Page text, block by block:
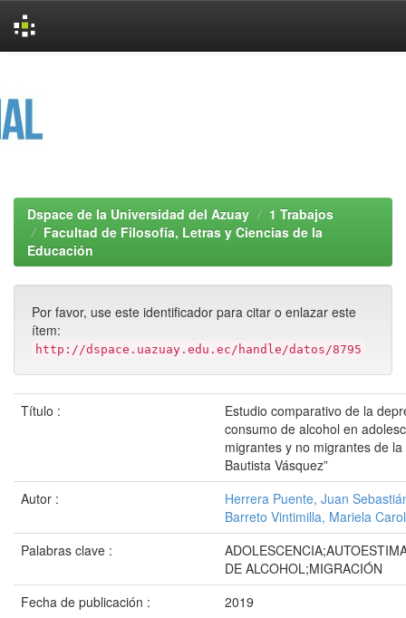
Dspace de la Universidad del Azuay
1 Trabajos
Facultad de Filosofía, Letras y Ciencias de la
Educación
Por favor, use este identificador para citar o enlazar este
ítem:
http://dspace.uazuay.edu.ec/handle/datos/8795
Título :
Estudio comparativo de la
consumo de alcohol en
migrantes y no migrantes de
Bautista Vásquez”
Autor :
Herrera Puente, Juan
Barreto Vintimilla, Mariela
Palabras clave :
DE ALCOHOL;MIGRACIÓN
Fecha de publicación :
2019